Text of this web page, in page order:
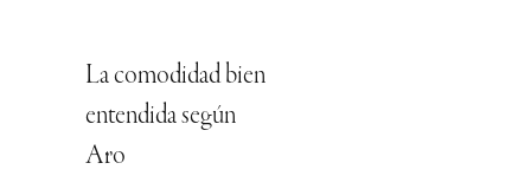
La comodidad bien
entendida según
Aro